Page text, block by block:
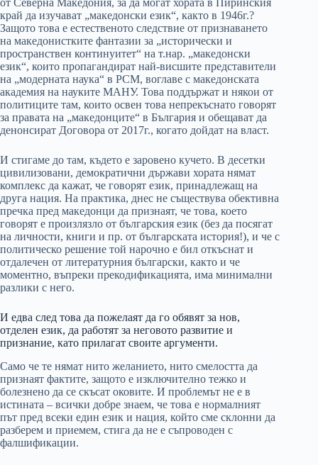
край да изучават „македонски език“, както в 1946г.?
Защото това е естественото следствие от признаването
на македонистките фантазии за „исторически и
пространствен континуитет“ на т.нар. „македонски
език“, които пропагандират най-висшите представители
на „модерната наука“ в РСМ, воглаве с македонската
академия на науките МАНУ. Това поддържат и някои от
политиците там, които освен това непрекъснато говорят
за правата на „македонците“ в България и обещават да
денонсират Договора от 2017г., когато дойдат на власт.
И стигаме до там, където е заровено кучето. В десетки
цивилизовани, демократични държави хората нямат
комплекс да кажат, че говорят език, принадлежащ на
друга нация. На практика, днес не съществува обективна
пречка пред македонци да признаят, че това, което
говорят е произлязло от българския език (без да посягат
на личности, книги и пр. от българската история!), и че с
политическо решение той нарочно е бил откъснат и
отдалечен от литературния български, както и че
моментно, въпреки прекодификацията, има минимални
разлики с него.
И едва след това да пожелаят да го обявят за нов,
отделен език, да работят за неговото развитие и
признание, като прилагат своите аргументи.
Само че те нямат нито желанието, нито смелостта да
признаят фактите, защото е изключително тежко и
болезнено да се скъсат оковите. И проблемът не е в
истината – всички добре знаем, че това е нормалният
път пред всеки един език и нация, който сме склонни да
разберем и приемем, стига да не е съпроводен с
фалшификации.